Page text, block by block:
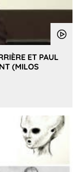
ET PAUL
(MILOS